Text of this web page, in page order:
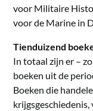
voor Militaire
voor de Marine in
Tienduizend
In totaal zijn er –
boeken uit de
Boeken die